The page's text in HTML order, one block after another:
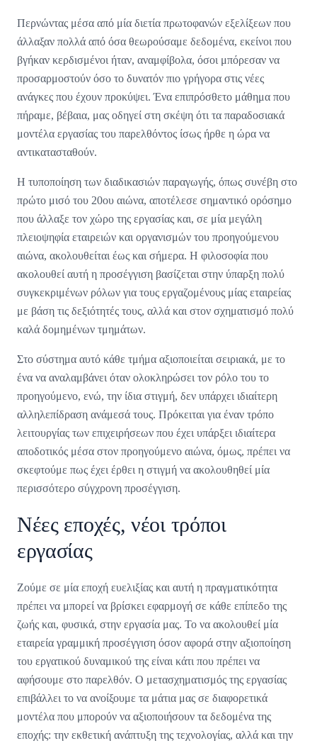
Περνώντας μέσα από μία διετία πρωτοφανών εξελίξεων που
άλλαξαν πολλά από όσα θεωρούσαμε δεδομένα, εκείνοι που
βγήκαν κερδισμένοι ήταν, αναμφίβολα, όσοι μπόρεσαν να
προσαρμοστούν όσο το δυνατόν πιο γρήγορα στις νέες
ανάγκες που έχουν προκύψει. Ένα επιπρόσθετο μάθημα που
πήραμε, βέβαια, μας οδηγεί στη σκέψη ότι τα παραδοσιακά
μοντέλα εργασίας του παρελθόντος ίσως ήρθε η ώρα να
αντικατασταθούν.
Η τυποποίηση των διαδικασιών παραγωγής, όπως συνέβη στο
πρώτο μισό του 20ου αιώνα, αποτέλεσε σημαντικό ορόσημο
που άλλαξε τον χώρο της εργασίας και, σε μία μεγάλη
πλειοψηφία εταιρειών και οργανισμών του προηγούμενου
αιώνα, ακολουθείται έως και σήμερα. Η φιλοσοφία που
ακολουθεί αυτή η προσέγγιση βασίζεται στην ύπαρξη πολύ
συγκεκριμένων ρόλων για τους εργαζομένους μίας εταιρείας
με βάση τις δεξιότητές τους, αλλά και στον σχηματισμό πολύ
καλά δομημένων τμημάτων.
Στο σύστημα αυτό κάθε τμήμα αξιοποιείται σειριακά, με το
ένα να αναλαμβάνει όταν ολοκληρώσει τον ρόλο του το
προηγούμενο, ενώ, την ίδια στιγμή, δεν υπάρχει ιδιαίτερη
αλληλεπίδραση ανάμεσά τους. Πρόκειται για έναν τρόπο
λειτουργίας των επιχειρήσεων που έχει υπάρξει ιδιαίτερα
αποδοτικός μέσα στον προηγούμενο αιώνα, όμως, πρέπει να
σκεφτούμε πως έχει έρθει η στιγμή να ακολουθηθεί μία
περισσότερο σύγχρονη προσέγγιση.
Νέες εποχές, νέοι τρόποι
εργασίας
Ζούμε σε μία εποχή ευελιξίας και αυτή η πραγματικότητα
πρέπει να μπορεί να βρίσκει εφαρμογή σε κάθε επίπεδο της
ζωής και, φυσικά, στην εργασία μας. Το να ακολουθεί μία
εταιρεία γραμμική προσέγγιση όσον αφορά στην αξιοποίηση
του εργατικού δυναμικού της είναι κάτι που πρέπει να
αφήσουμε στο παρελθόν. Ο μετασχηματισμός της εργασίας
επιβάλλει το να ανοίξουμε τα μάτια μας σε διαφορετικά
μοντέλα που μπορούν να αξιοποιήσουν τα δεδομένα της
εποχής: την εκθετική ανάπτυξη της τεχνολογίας, αλλά και την